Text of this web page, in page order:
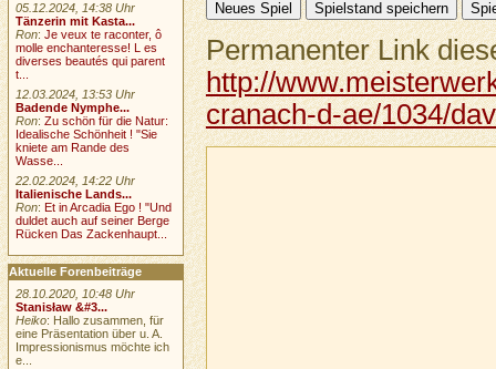
Permanenter Link
http://
cranach-d-ae/1034/
05.12.2024, 14:38 Uhr
Tänzerin mit Kasta...
Ron:Je veux te raconter, ô
molle enchanteresse! L es
diverses beautés qui parent
t...
12.03.2024, 13:53 Uhr
Badende Nymphe...
Ron:Zu schön für die Natur:
Idealische Schönheit ! "Sie
kniete am Rande des
Wasse...
22.02.2024, 14:22 Uhr
Italienische Lands...
Ron:Et in Arcadia Ego ! "Und
duldet auch auf seiner Berge
Rücken Das Zackenhaupt...
Aktuelle Forenbeiträge
28.10.2020, 10:48 Uhr
Stanisław &#3...
Heiko: Hallo zusammen, für
eine Präsentation über u. A.
Impressionismus möchte ich
e...